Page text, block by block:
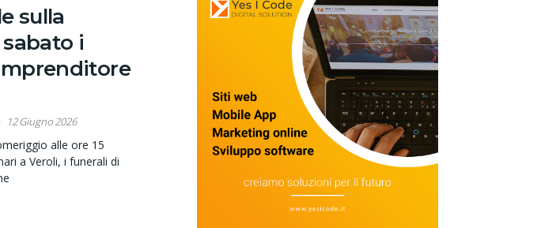
sulla
i
12 Giugno 2026
alle ore 15
a Veroli, i funerali di